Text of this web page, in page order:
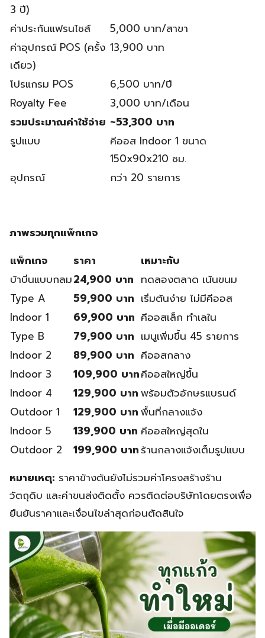
3 ปี)
ค่าประกันแฟรนไชส์
5,000 บาท/สาขา
ค่าอุปกรณ์ POS (ครั้ง
เดียว)
13,900 บาท
โปรแกรม POS
6,500 บาท/ปี
Royalty Fee
3,000 บาท/เดือน
รวมประมาณค่าใช้จ่าย ~53,300 บาท
รูปแบบ
คีออส Indoor 1 ขนาด
150x90x210 ซม.
อุปกรณ์
กว่า 20 รายการ
ภาพรวมทุกแพ็กเกจ
แพ็กเกจ
ราคา
เหมาะกับ
บ้าบิ่นแบบกลม24,900 บาท ทดลองตลาด เน้นขนม
Type A
59,900 บาท เริ่มต้นง่าย ไม่มีคีออส
Indoor 1
69,900 บาท คีออสเล็ก ทำเลใน
Type B
79,900 บาท เมนูเพิ่มขึ้น 45 รายการ
Indoor 2
89,900 บาท คีออสกลาง
Indoor 3
109,900 บาทคีออสใหญ่ขึ้น
Indoor 4
129,900 บาทพร้อมตัวอักษรแบรนด์
Outdoor 1
129,900 บาทพื้นที่กลางแจ้ง
Indoor 5
139,900 บาท คีออสใหญ่สุดใน
Outdoor 2
199,900 บาทร้านกลางแจ้งเต็มรูปแบบ
หมายเหตุ: ราคาข้างต้นยังไม่รวมค่าโครงสร้างร้าน
วัตถุดิบ และค่าขนส่งติดตั้ง ควรติดต่อบริษัทโดยตรงเพื่อ
ยืนยันราคาและเงื่อนไขล่าสุดก่อนตัดสินใจ